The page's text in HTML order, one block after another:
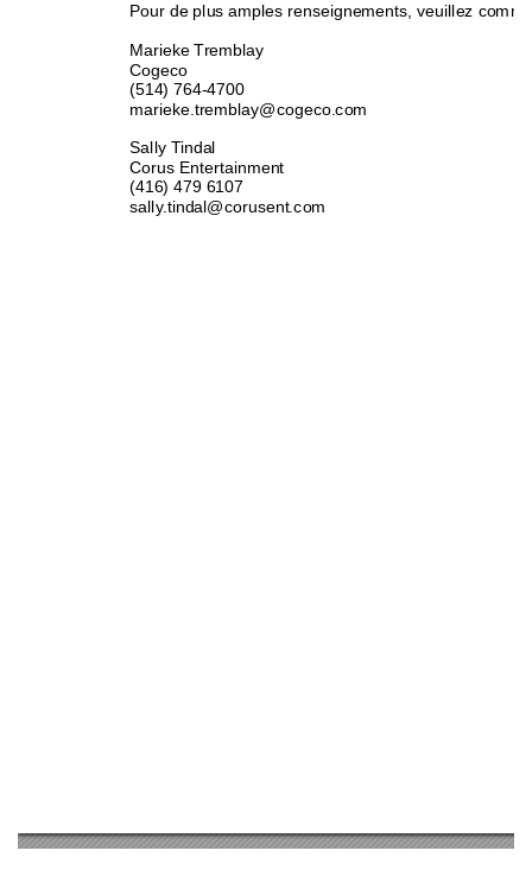
Pour de plus amples renseignements, veuillez
Marieke Tremblay
Cogeco
(514) 764-4700
marieke.tremblay@cogeco.com
Sally Tindal
Corus Entertainment
(416) 479 6107
sally.tindal@corusent.com